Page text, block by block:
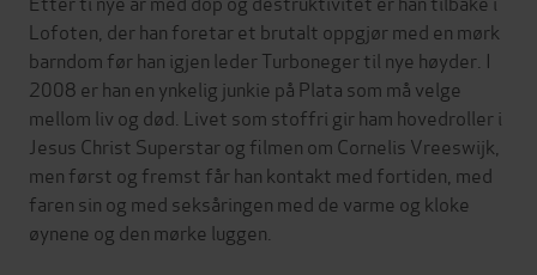
Lofoten, der han foretar et brutalt oppgjør med en mørk
barndom før han igjen leder Turboneger til nye høyder. I
2008 er han en ynkelig junkie på Plata som må velge
mellom liv og død. Livet som stoffri gir ham hovedroller i
Jesus Christ Superstar og filmen om Cornelis Vreeswijk,
men først og fremst får han kontakt med fortiden, med
faren sin og med seksåringen med de varme og kloke